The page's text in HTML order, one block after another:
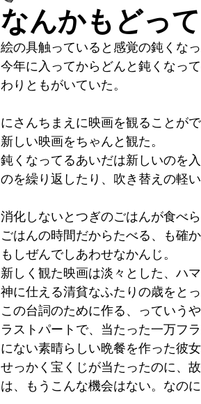
なんかもどっ
絵の具触っていると感覚の鈍くな
今年に入ってからどんと鈍くなっ
わりともがいていた。
にさんちまえに映画を観ることがで
新しい映画をちゃんと観た。
鈍くなってるあいだは新しいのを
のを繰り返したり、吹き替えの軽
消化しないとつぎのごはんが食べ
ごはんの時間だからたべる、も確
もしぜんでしあわせなかんじ。
新しく観た映画は淡々とした、ハ
神に仕える清貧なふたりの歳をと
この台詞のために作る、っていう
ラストパートで、当たった一万フ
にない素晴らしい晩餐を作った彼女
せっかく宝くじが当たったのに、
は、もうこんな機会はない。なの